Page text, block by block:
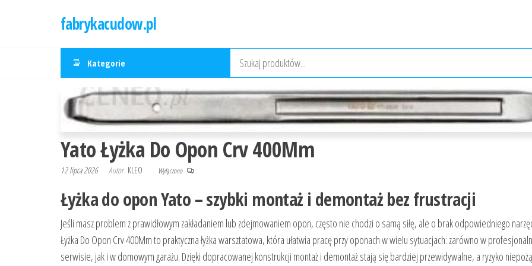
fabrykacudow.pl
Kategorie
Yato Łyżka Do Opon Crv 400Mm
12 lipca 2026 Autor KLEO Wyłączono
Łyżka do opon Yato – szybki montaż i demontaż bez frustracji
Jeśli masz problem z prawidłowym zakładaniem lub zdejmowaniem opon, często nie chodzi o samą siłę, ale o brak odpowiedniego
Łyżka Do Opon Crv 400Mm to praktyczna łyżka warsztatowa, która ułatwia pracę przy oponach w wielu sytuacjach: zarówno w
serwisie, jak i w domowym garażu. Dzięki dopracowanej konstrukcji montaż i demontaż stają się bardziej przewidywalne, a ryzyko